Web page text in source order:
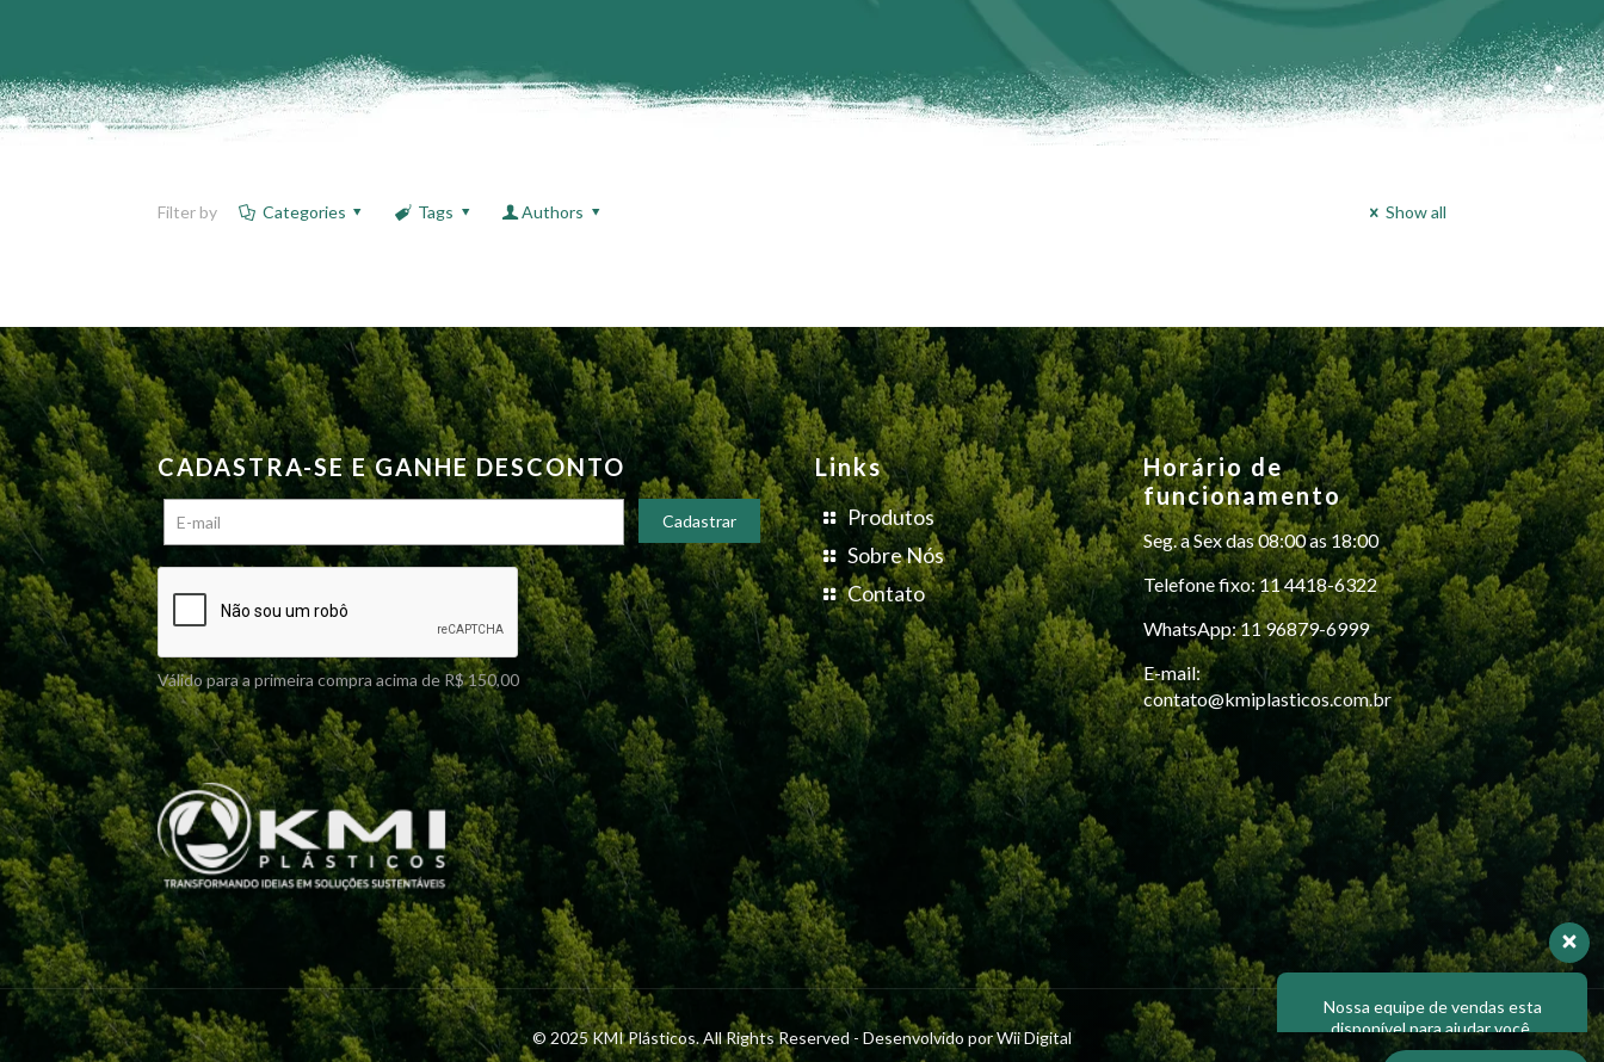
Filter by Categories Tags Authors Show all
CADASTRA-SE E GANHE DESCONTO
Válido para a primeira compra acima de R$ 150,00
Links
Produtos
Sobre Nós
Contato
Horário de
funcionamento
Seg. a Sex das 08:00 as 18:00
Telefone fixo: 11 4418-6322
WhatsApp: 11 96879-6999
E-mail:
contato@kmiplasticos.com.br
© 2025 KMI Plásticos. All Rights Reserved - Desenvolvido porWii Digital
Nossa equipe de vendas esta
disponível para ajudar você.
Respondemos em até 30 minutos
Olá, em que posso ajudar?